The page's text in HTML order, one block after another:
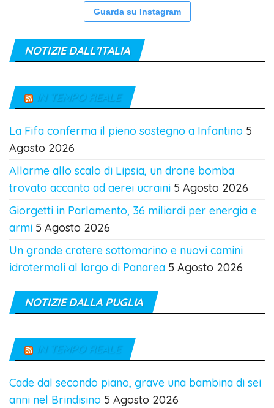
Guarda su Instagram
NOTIZIE DALL’ITALIA
IN TEMPO REALE
La Fifa conferma il pieno sostegno a Infantino 5
Agosto 2026
Allarme allo scalo di Lipsia, un drone bomba
trovato accanto ad aerei ucraini 5 Agosto 2026
Giorgetti in Parlamento, 36 miliardi per energia e
armi 5 Agosto 2026
Un grande cratere sottomarino e nuovi camini
idrotermali al largo di Panarea 5 Agosto 2026
NOTIZIE DALLA PUGLIA
IN TEMPO REALE
Cade dal secondo piano, grave una bambina di sei
anni nel Brindisino 5 Agosto 2026